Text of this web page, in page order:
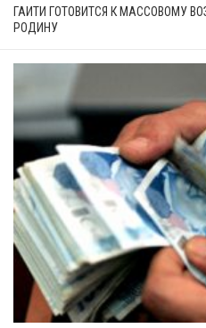
ГАИТИ ГОТОВИТСЯ К МАССОВОМУ
РОДИНУ